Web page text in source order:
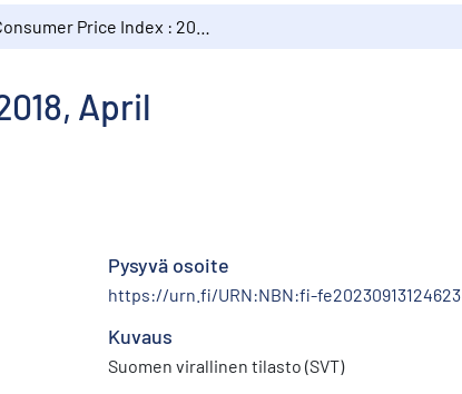
April
Pysyvä osoite
https://urn.fi/URN:NBN:fi-fe20230913124623
Kuvaus
Suomen virallinen tilasto (SVT)